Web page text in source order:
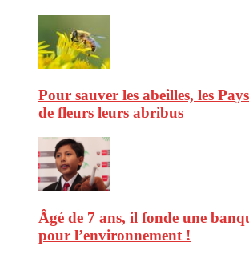
Pour sauver les abeilles, les
de fleurs leurs abribus
Âgé de 7 ans, il fonde une
pour l’environnement !